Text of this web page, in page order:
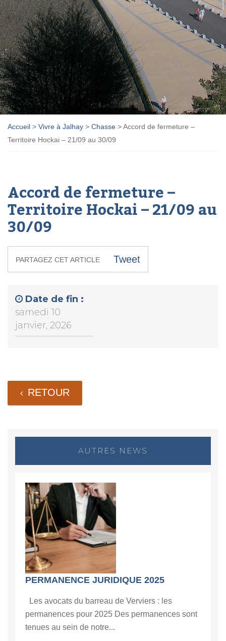
Accueil > Vivre à Jalhay > Chasse >Accord de fermeture –
Territoire Hockai – 21/09 au 30/09
Accord de fermeture –
Territoire Hockai – 21/09 au
30/09
PARTAGEZ CET ARTICLE Tweet
Date de fin :
samedi 10
janvier, 2026
RETOUR
AUTRES NEWS
PERMANENCE JURIDIQUE 2025
Les avocats du barreau de Verviers : les
permanences pour 2025 Des permanences sont
tenues au sein de notre...